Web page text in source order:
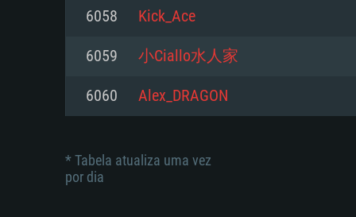
Disco: 23,1 GB
Network: Internet de banda larga.
Disco: 21,5 GB
Network: Internet de banda larga.
Disco: 21,5 GB
6058 Kick_Ace
6059 小Ciallo水人家
6060 Alex_DRAGON
* Tabela atualiza uma vez
por dia